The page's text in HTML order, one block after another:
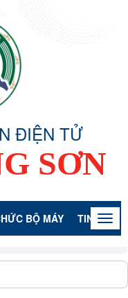
ĐIỆN TỬ
SƠN
BỘ MÁY TIN TỨC -